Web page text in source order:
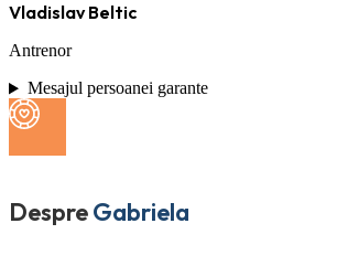
Vladislav Beltic
Antrenor
Mesajul persoanei garante
DespreGabriela